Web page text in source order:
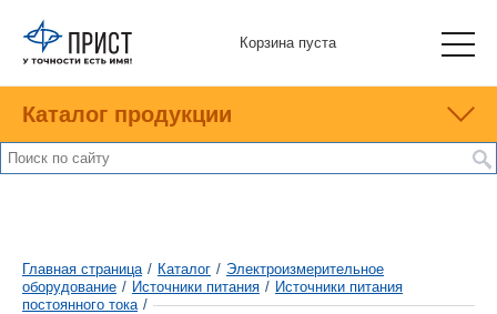
Корзина пуста
Каталог продукции
Главная страница / Каталог / Электроизмерительное
оборудование / Источники питания / Источники питания
постоянного тока /